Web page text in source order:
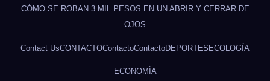
CÓMO SE ROBAN 3 MIL PESOS EN UN ABRIR Y CERRAR DE
OJOS
Contact UsCONTACTOContactoContactoDEPORTESECOLOGÍA
ECONOMÍA